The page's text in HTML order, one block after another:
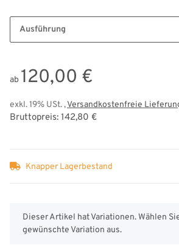
Ausführung
ab 120,00 €
exkl. 19% USt. ,Versandkostenfreie
Bruttopreis: 142,80 €
Knapper Lagerbestand
x
Dieser Artikel hat Variationen. Wählen
gewünschte Variation aus.